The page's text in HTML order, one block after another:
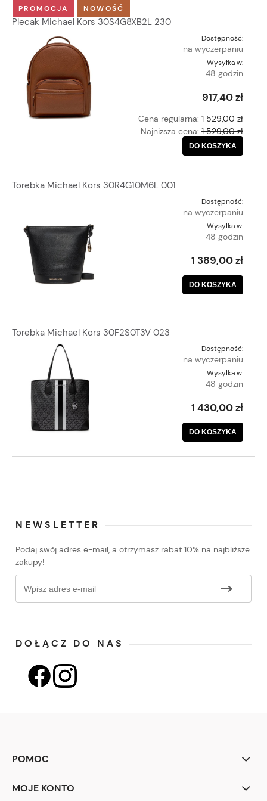
Plecak Michael Kors 30S4G8XB2L 230
Dostępność:
na wyczerpaniu
Wysyłka w:
48 godzin
917,40 zł
Cena regularna: 1 529,00 zł
Najniższa cena: 1 529,00 zł
DO KOSZYKA
PROMOCJA NOWOŚĆ
Torebka Michael Kors 30R4G10M6L 001
Dostępność:
na wyczerpaniu
Wysyłka w:
48 godzin
1 389,00 zł
DO KOSZYKA
Torebka Michael Kors 30F2S0T3V 023
Dostępność:
na wyczerpaniu
Wysyłka w:
48 godzin
1 430,00 zł
DO KOSZYKA
NEWSLETTER
Podaj swój adres e-mail, a otrzymasz rabat 10% na najbliższe
zakupy!
DOŁĄCZ DO NAS
POMOC
MOJE KONTO